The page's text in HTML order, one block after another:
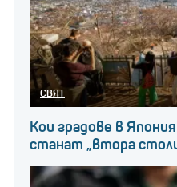
СВЯТ
Кои градове в
станат „втора